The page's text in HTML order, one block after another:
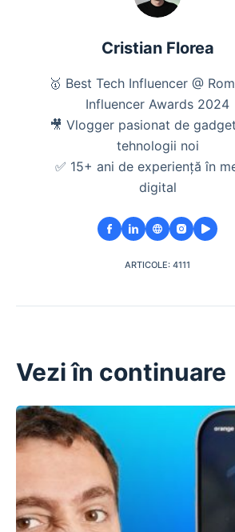
Cristian Florea
🥇 Best Tech Influencer @
Influencer Awards 2024
🎥 Vlogger pasionat de
tehnologii noi
✅ 15+ ani de experiență în
digital
ARTICOLE: 4111
Vezi în continuare